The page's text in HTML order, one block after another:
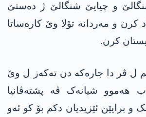
و چیایێ شنگالێ ژ دەستێ
کرن و مەردانە تۆلا وێ کارەساتا
کرن.
ل ڤر دا جارەکە دن تەکەز ل وێ
ھەموو شیانەک ڤە پشتەڤانیا
و برایێن ئێزیدیان دکم بۆ کو ئەو